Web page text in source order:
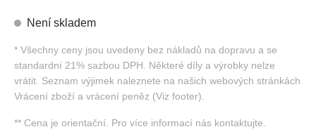
Není skladem
* Všechny ceny jsou uvedeny bez nákladů na dopravu a se
standardní 21% sazbou DPH. Některé díly a výrobky nelze
vrátit. Seznam výjimek naleznete na našich webových stránkách
Vrácení zboží a vrácení peněz (Viz footer).
** Cena je orientační. Pro více informací nás kontaktujte.